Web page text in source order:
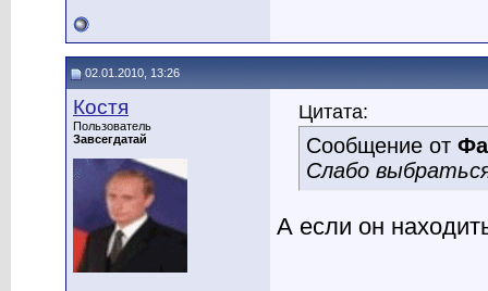
02.01.2010, 13:26
Костя
Пользователь
Завсегдатай
Цитата:
Сообщение от
Слабо
А если он